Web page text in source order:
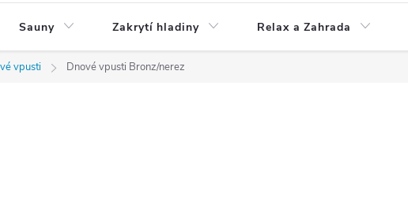
Sauny Zakrytí hladiny Relax a Zahrada
vpusti Dnové vpusti Bronz/nerez